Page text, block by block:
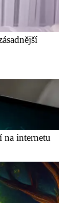
na internetu